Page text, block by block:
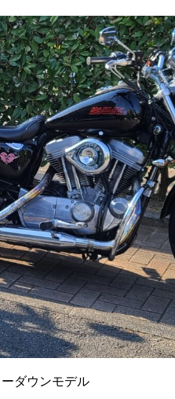
ダウンモデル